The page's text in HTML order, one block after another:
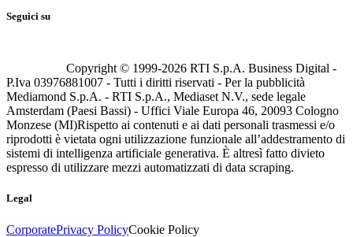
Seguici su
Copyright © 1999-2026 RTI S.p.A. Business Digital -
P.Iva 03976881007 - Tutti i diritti riservati - Per la pubblicità
Mediamond S.p.A. - RTI S.p.A., Mediaset N.V., sede legale
Amsterdam (Paesi Bassi) - Uffici Viale Europa 46, 20093 Cologno
Monzese (MI)Rispetto ai contenuti e ai dati personali trasmessi e/o
riprodotti è vietata ogni utilizzazione funzionale all’addestramento di
sistemi di intelligenza artificiale generativa. È altresì fatto divieto
espresso di utilizzare mezzi automatizzati di data scraping.
Legal
CorporatePrivacy PolicyCookie Policy